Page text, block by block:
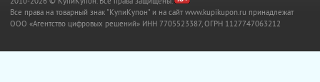
Все права на товарный знак "КупиКупон" и на сайт www.kupikupon.ru принадлежат
OOO «Агентство цифровых решений» ИНН 7705523387, ОГРН 1127747063212